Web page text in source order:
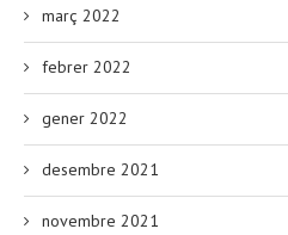
març 2022
febrer 2022
gener 2022
desembre 2021
novembre 2021